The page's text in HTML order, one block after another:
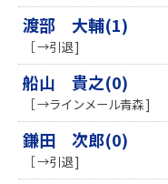
渡部 大輔(1)
［ →引退 ]
船山 貴之(0)
［ →ラインメール青森 ]
鎌田 次郎(0)
［ →引退 ]